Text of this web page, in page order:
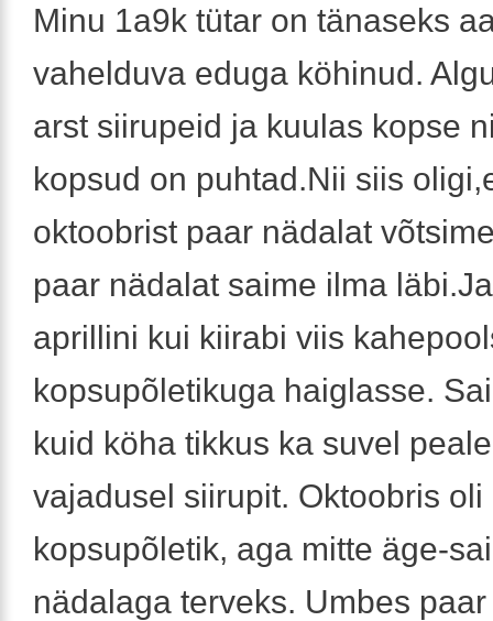
Minu 1a9k tütar on tänaseks
vahelduva eduga köhinud.
arst siirupeid ja kuulas kopse
kopsud on puhtad.Nii siis
oktoobrist paar nädalat
paar nädalat saime ilma
aprillini kui kiirabi viis
kopsupõletikuga haiglasse.
kuid köha tikkus ka suvel
vajadusel siirupit. Oktoobris
kopsupõletik, aga mitte äge-
nädalaga terveks. Umbes